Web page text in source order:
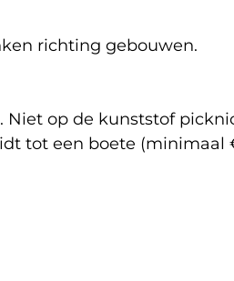
richting gebouwen.
op de kunststof
tot een boete (minimaal